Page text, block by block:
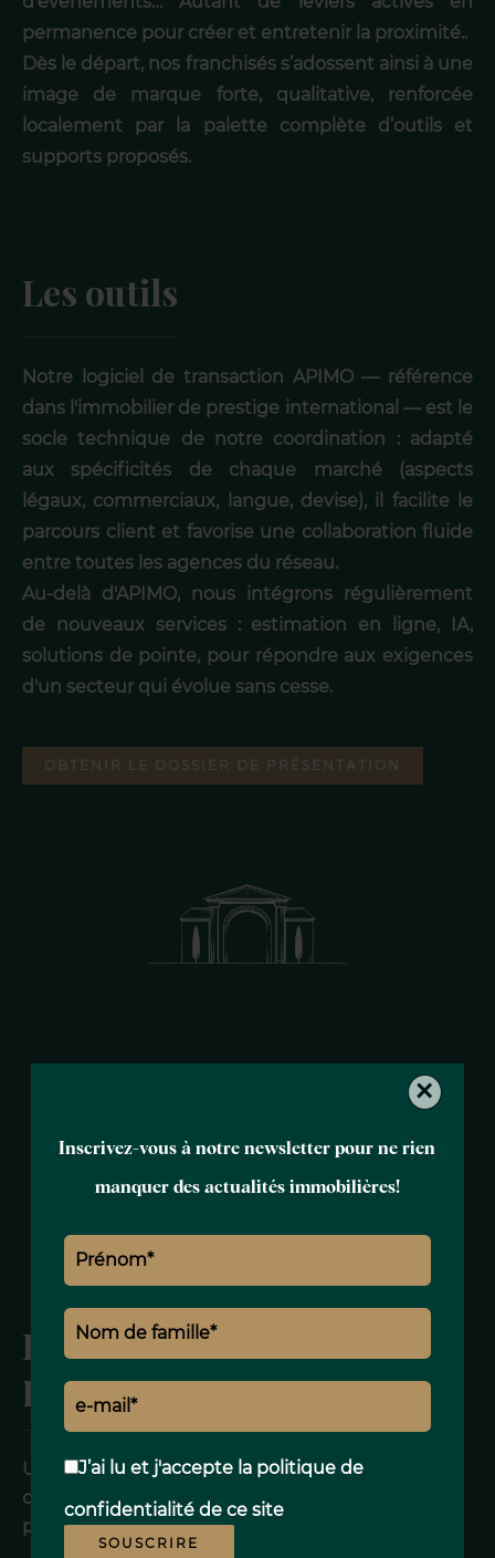
Inscrivez-vous à notre newsletter pour ne rien
manquer des actualités immobilières!
J’ai lu et j'accepte la politique de
confidentialitéde ce site
SOUSCRIRE
×
permanence pour créer et entretenir la proximité..
Dès le départ, nos franchisés s’adossent ainsi à une
image de marque forte, qualitative, renforcée
localement par la palette complète d’outils et
supports proposés.
Les outils
Notre logiciel de transaction APIMO — référence
dans l'immobilier de prestige international — est le
socle technique de notre coordination : adapté
aux spécificités de chaque marché (aspects
légaux, commerciaux, langue, devise), il facilite le
parcours client et favorise une collaboration fluide
entre toutes les agences du réseau.
Au-delà d'APIMO, nous intégrons régulièrement
de nouveaux services : estimation en ligne, IA,
solutions de pointe, pour répondre aux exigences
d'un secteur qui évolue sans cesse.
OBTENIR LE DOSSIER DE PRÉSENTATION
POLO PROPERTIES
La phase
préparatoire
Une étude préalable,
conduite ensemble,
permet de valider :